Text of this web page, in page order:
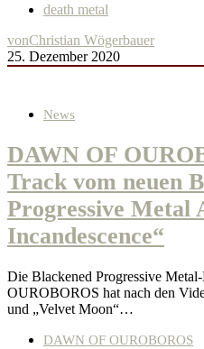
death metal
vonChristian Wögerbauer
25. Dezember 2020
News
DAWN OF
Track vom neuen
Progressive Metal
Incandescence“
Die Blackened Progressive
OUROBOROS hat nach den
und „Velvet Moon“…
DAWN OF OUROBOROS